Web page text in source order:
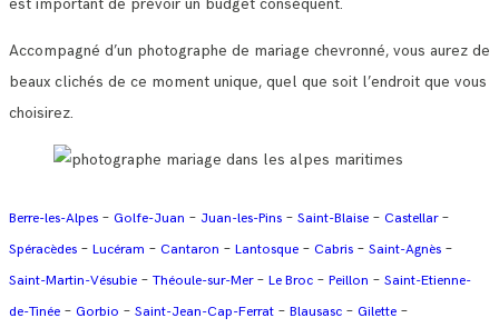
est important de prévoir un budget conséquent.
Accompagné d’un photographe de mariage chevronné, vous aurez de
beaux clichés de ce moment unique, quel que soit l’endroit que vous
choisirez.
Berre-les-Alpes – Golfe-Juan – Juan-les-Pins – Saint-Blaise – Castellar–
Spéracèdes – Lucéram – Cantaron – Lantosque – Cabris – Saint-Agnès –
Saint-Martin-Vésubie – Théoule-sur-Mer– Le Broc – Peillon – Saint-Etienne-
de-Tinée – Gorbio – Saint-Jean-Cap-Ferrat – Blausasc – Gilette –